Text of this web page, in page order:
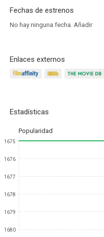
Fechas de estrenos
No hay ninguna fecha. Añadir
Enlaces externos
Estadísticas
Popularidad
1675
1676
1677
1678
1679
1680